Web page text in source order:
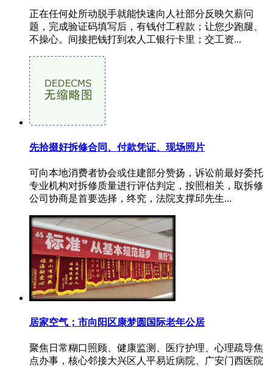
正在任何处所动脱手就能快速向人社部分反映欠薪问
题，完成验证码填写后，有钱付工程款；让您少跑腿、
不操心。间接把钱打到农人工银行卡里；交工资...
先拾掇好拆修合同、付款凭证、现场照片
可向本地消费者协会或住建部分赞扬，诉讼前最好委托
专业机构对拆修质量进行评估判定，按照相关，取拆修
公司协商是首要选择，终究，法院支撑邱先生...
居家空气；市向阳区康梦圆国际老年公居
聚焦日常糊口照顾、健康监测、医疗护理、心理疏导焦
点办事，核心邻接大兴区人平易近病院、广安门西医院